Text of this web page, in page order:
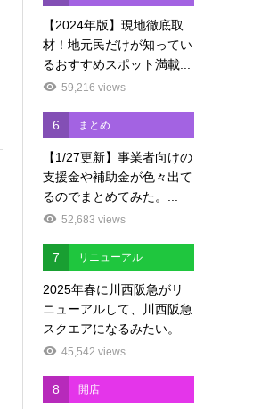
【2024年版】現地徹底取
材！地元民だけが知ってい
るおすすめスポット満載...
59,216 views
6 まとめ
【1/27更新】事業者向けの
支援金や補助金が色々出て
るのでまとめてみた。...
52,683 views
7 リニューアル
2025年春に川西阪急がリ
ニューアルして、川西阪急
スクエアになるみたい。
45,542 views
8 開店